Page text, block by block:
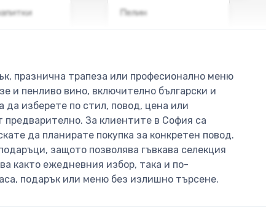
Пелин
празнична трапеза или професионално меню
и пенливо вино, включително български и
изберете по стил, повод, цена или
предварително. За клиентите в София са
да планирате покупка за конкретен повод.
защото позволява гъвкава селекция
както ежедневния избор, така и по-
подарък или меню без излишно търсене.